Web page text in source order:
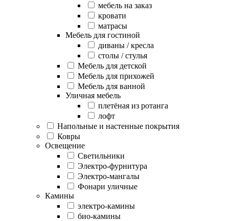
мебель на заказ
кровати
матрасы
Мебель для гостиной
диваны / кресла
столы / стулья
Мебель для детской
Мебель для прихожей
Мебель для ванной
Уличная мебель
плетёная из ротанга
лофт
Напольные и настенные покрытия
Ковры
Освещение
Светильники
Электро-фурнитура
Электро-мангалы
Фонари уличные
Камины
электро-камины
био-камины